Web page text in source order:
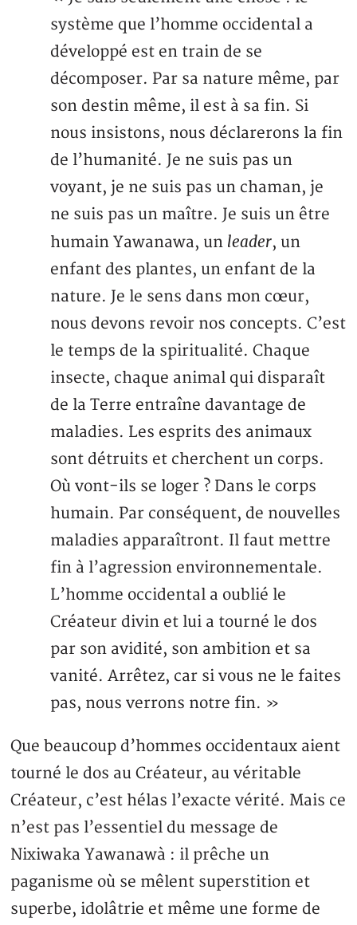
système que l’homme occidental a
développé est en train de se
décomposer. Par sa nature même, par
son destin même, il est à sa fin. Si
nous insistons, nous déclarerons la fin
de l’humanité. Je ne suis pas un
voyant, je ne suis pas un chaman, je
ne suis pas un maître. Je suis un être
humain Yawanawa, un leader, un
enfant des plantes, un enfant de la
nature. Je le sens dans mon cœur,
nous devons revoir nos concepts. C’est
le temps de la spiritualité. Chaque
insecte, chaque animal qui disparaît
de la Terre entraîne davantage de
maladies. Les esprits des animaux
sont détruits et cherchent un corps.
Où vont-ils se loger ? Dans le corps
humain. Par conséquent, de nouvelles
maladies apparaîtront. Il faut mettre
fin à l’agression environnementale.
L’homme occidental a oublié le
Créateur divin et lui a tourné le dos
par son avidité, son ambition et sa
vanité. Arrêtez, car si vous ne le faites
pas, nous verrons notre fin. »
Que beaucoup d’hommes occidentaux aient
tourné le dos au Créateur, au véritable
Créateur, c’est hélas l’exacte vérité. Mais ce
n’est pas l’essentiel du message de
Nixiwaka Yawanawà : il prêche un
paganisme où se mêlent superstition et
superbe, idolâtrie et même une forme de